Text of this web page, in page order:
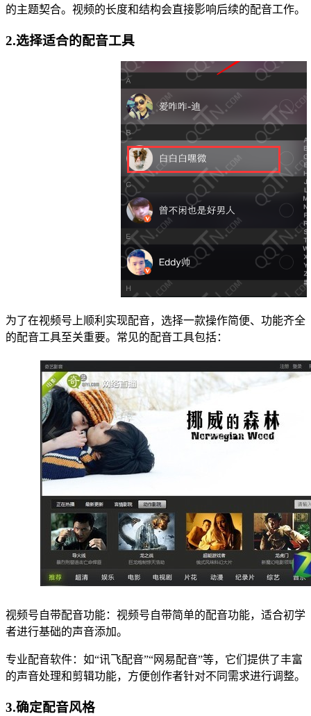
的主题契合。视频的长度和结构会直接影响后续的配音工作。
2.选择适合的配音工具
为了在视频号上顺利实现配音，选择一款操作简便、功能齐全
的配音工具至关重要。常见的配音工具包括：
视频号自带配音功能：视频号自带简单的配音功能，适合初学
者进行基础的声音添加。
专业配音软件：如“讯飞配音”“网易配音”等，它们提供了丰富
的声音处理和剪辑功能，方便创作者针对不同需求进行调整。
3.确定配音风格